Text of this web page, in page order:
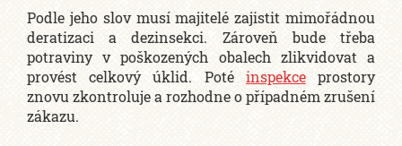
Podle jeho slov musí majitelé zajistit mimořádnou
deratizaci a dezinsekci. Zároveň bude třeba
potraviny v poškozených obalech zlikvidovat a
provést celkový úklid. Poté inspekceprostory
znovu zkontroluje a rozhodne o případném zrušení
zákazu.